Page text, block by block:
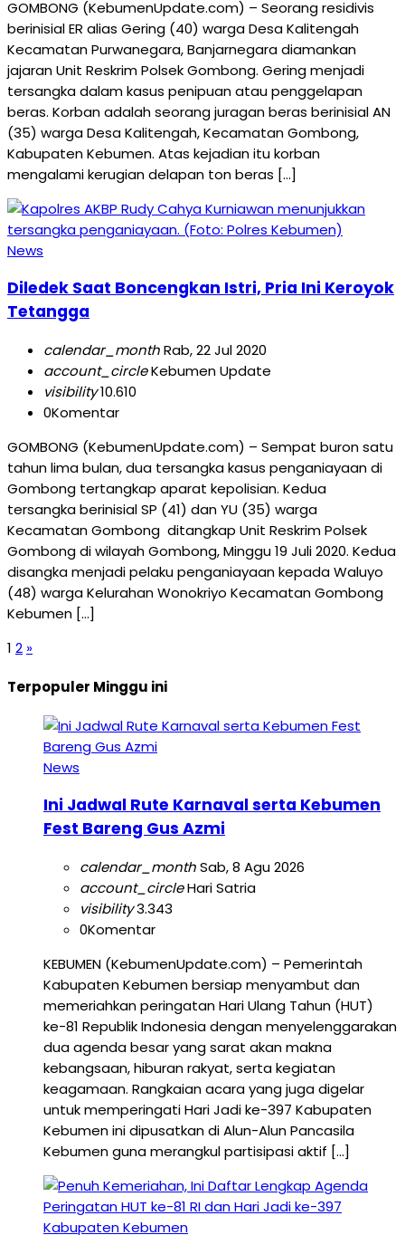
GOMBONG (KebumenUpdate.com) – Seorang residivis
berinisial ER alias Gering (40) warga Desa Kalitengah
Kecamatan Purwanegara, Banjarnegara diamankan
jajaran Unit Reskrim Polsek Gombong. Gering menjadi
tersangka dalam kasus penipuan atau penggelapan
beras. Korban adalah seorang juragan beras berinisial AN
(35) warga Desa Kalitengah, Kecamatan Gombong,
Kabupaten Kebumen. Atas kejadian itu korban
mengalami kerugian delapan ton beras […]
News
Diledek Saat Boncengkan Istri, Pria Ini Keroyok
Tetangga
calendar_monthRab, 22 Jul 2020
account_circleKebumen Update
visibility10.610
0Komentar
GOMBONG (KebumenUpdate.com) – Sempat buron satu
tahun lima bulan, dua tersangka kasus penganiayaan di
Gombong tertangkap aparat kepolisian. Kedua
tersangka berinisial SP (41) dan YU (35) warga
Kecamatan Gombong ditangkap Unit Reskrim Polsek
Gombong di wilayah Gombong, Minggu 19 Juli 2020. Kedua
disangka menjadi pelaku penganiayaan kepada Waluyo
(48) warga Kelurahan Wonokriyo Kecamatan Gombong
Kebumen […]
1 2 »
Terpopuler Minggu ini
News
Ini Jadwal Rute Karnaval serta Kebumen
Fest Bareng Gus Azmi
calendar_monthSab, 8 Agu 2026
account_circleHari Satria
visibility3.343
0Komentar
KEBUMEN (KebumenUpdate.com) – Pemerintah
Kabupaten Kebumen bersiap menyambut dan
memeriahkan peringatan Hari Ulang Tahun (HUT)
ke-81 Republik Indonesia dengan menyelenggarakan
dua agenda besar yang sarat akan makna
kebangsaan, hiburan rakyat, serta kegiatan
keagamaan. Rangkaian acara yang juga digelar
untuk memperingati Hari Jadi ke-397 Kabupaten
Kebumen ini dipusatkan di Alun-Alun Pancasila
Kebumen guna merangkul partisipasi aktif […]